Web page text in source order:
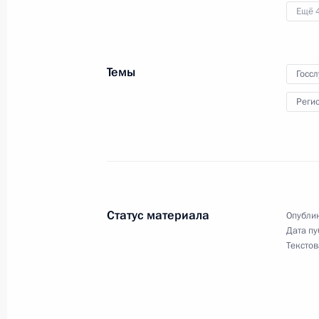
Перечень поручений по
2 апреля 2011 года, 13:10
Ещё
Темы
Статус материала
Дата